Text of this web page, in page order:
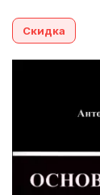
Скидка